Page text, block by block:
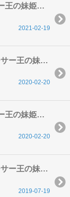
金色のマビノギオン -アーサー王の妹姫ー 5
2021-02-19
金色のマビノギオン ―アーサー王の妹姫― 4巻
2020-02-20
金色のマビノギオン -アーサー王の妹姫ー 4
2020-02-20
金色のマビノギオン ―アーサー王の妹姫― 3巻
2019-07-19